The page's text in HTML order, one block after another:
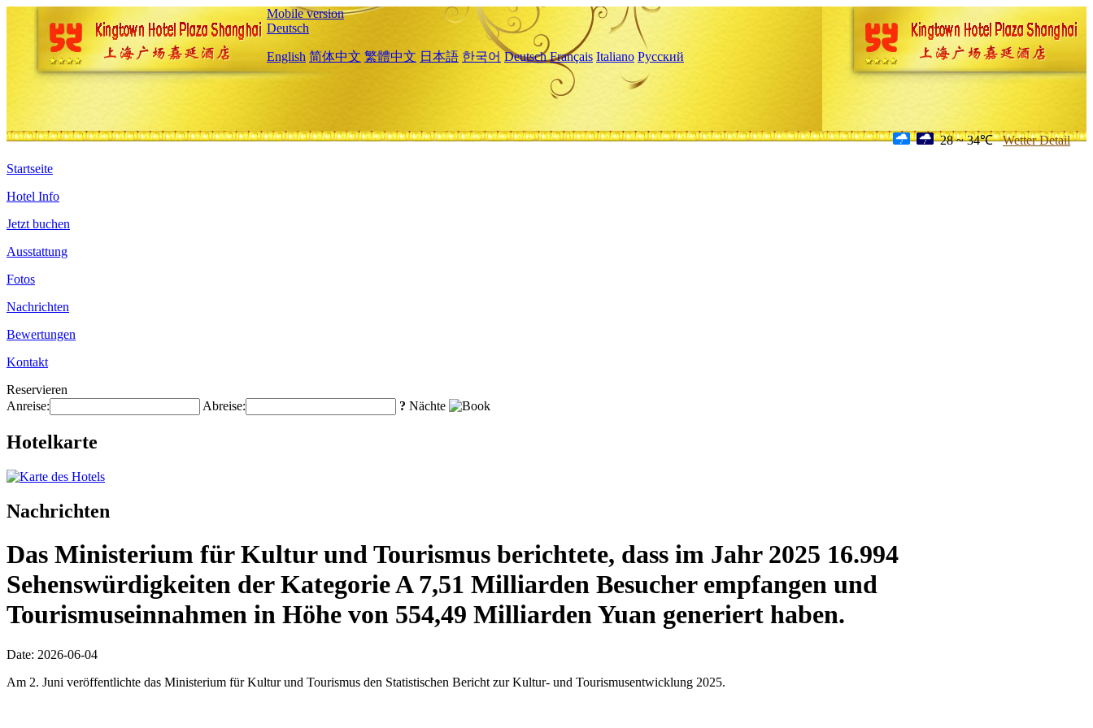
Mobile version
Deutsch
English 简体中文 繁體中文 日本語 한국어 Deutsch Français Italiano Русский
28 ~ 34℃ Wetter Detail
Startseite
Hotel Info
Jetzt buchen
Ausstattung
Fotos
Nachrichten
Bewertungen
Kontakt
Reservieren
Anreise:
Abreise: ? Nächte
Hotelkarte
Nachrichten
Das Ministerium für Kultur und Tourismus berichtete, dass im Jahr 2025 16.994
Sehenswürdigkeiten der Kategorie A 7,51 Milliarden Besucher empfangen und
Tourismuseinnahmen in Höhe von 554,49 Milliarden Yuan generiert haben.
Date: 2026-06-04
Am 2. Juni veröffentlichte das Ministerium für Kultur und Tourismus den Statistischen Bericht zur Kultur- und Tourismusentwicklung 2025.